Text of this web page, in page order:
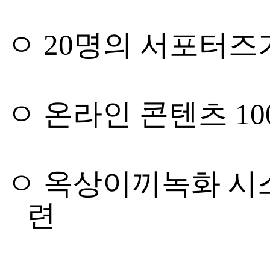
ㅇ 20명의 서포터
ㅇ 온라인 콘텐츠
ㅇ 옥상이끼녹화
련